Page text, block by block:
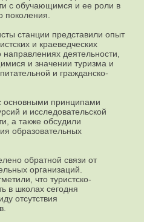
с обучающимся и ее роли в
поколения.
станции представили опыт
и краеведческих
деятельности,
и значении туризма и
и гражданско-
основными принципами
и исследовательской
а также обсудили
образовательных
обратной связи от
организаций.
что туристско-
в школах сегодня
отсутствия